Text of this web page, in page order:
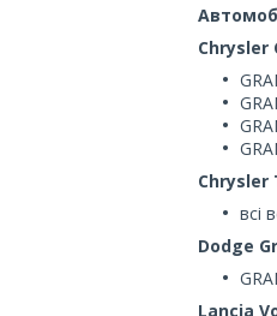
Chrysler
Chrysler
всі
Dodge
Lancia